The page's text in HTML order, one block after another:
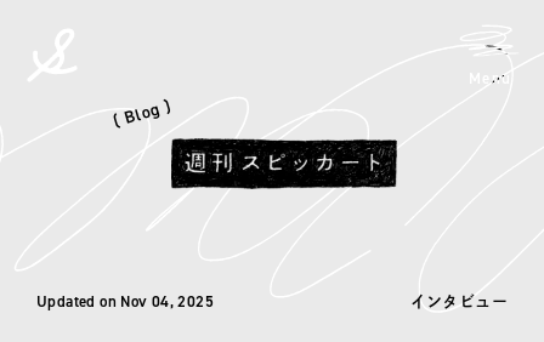
| スピッカート
メニ
Menu
( Blog )
Updated on Nov 04, 2025 インタビュー